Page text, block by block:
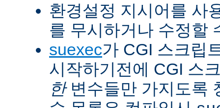
환경설정 지시어를 사
를 무시하거나 수정할
suexec가 CGI 스크립
시작하기전에 CGI 스
한변수들만 가지도록